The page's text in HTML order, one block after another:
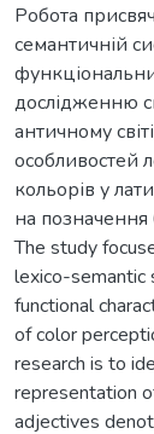
Робота
семантичній
дослідженню
античному
особливостей
кольорів у
на
The study
lexico-semantic
functional
of color
research is to
representation
adjectives